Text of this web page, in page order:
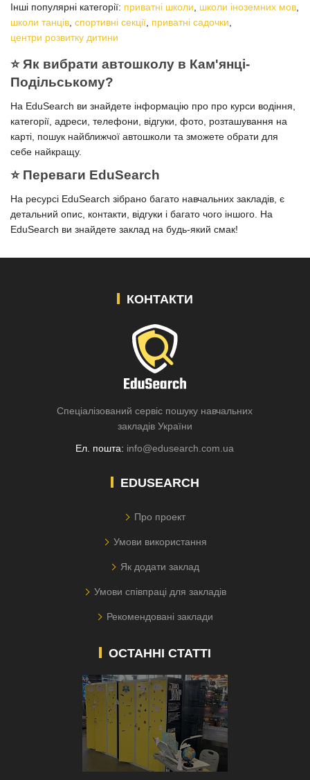
Інші популярні категорії: приватні школи школи іноземних мов
школи танців спортивні секції приватні садочки
центри розвитку дитини
⭐️ Як вибрати автошколу в Кам'янці-
Подільському?
На EduSearch ви знайдете інформацію про про курси водіння,
категорії, адреси, телефони, відгуки, фото, розташування на
карті, пошук найближчої автошколи та зможете обрати для
себе найкращу.
⭐️ Переваги EduSearch
На ресурсі EduSearch зібрано багато навчальних закладів, є
детальний опис, контакти, відгуки і багато чого іншого. На
EduSearch ви знайдете заклад на будь-який смак!
КОНТАКТИ
Спеціалізований сервіс пошуку навчальних
закладів України
Ел. пошта: info@edusearch.com.ua
EDUSEARCH
Про проект
Умови використання
Як додати заклад
Умови співпраці для закладів
Рекомендовані заклади
ОСТАННІ СТАТТІ